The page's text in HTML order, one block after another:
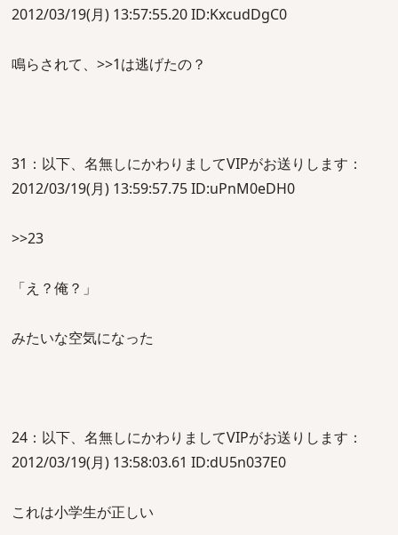
2012/03/19(月) 13:57:55.20 ID:KxcudDgC0
鳴らされて、>>1は逃げたの？
31：以下、名無しにかわりましてVIPがお送りします：
2012/03/19(月) 13:59:57.75 ID:uPnM0eDH0
>>23
「え？俺？」
みたいな空気になった
24：以下、名無しにかわりましてVIPがお送りします：
2012/03/19(月) 13:58:03.61 ID:dU5n037E0
これは小学生が正しい